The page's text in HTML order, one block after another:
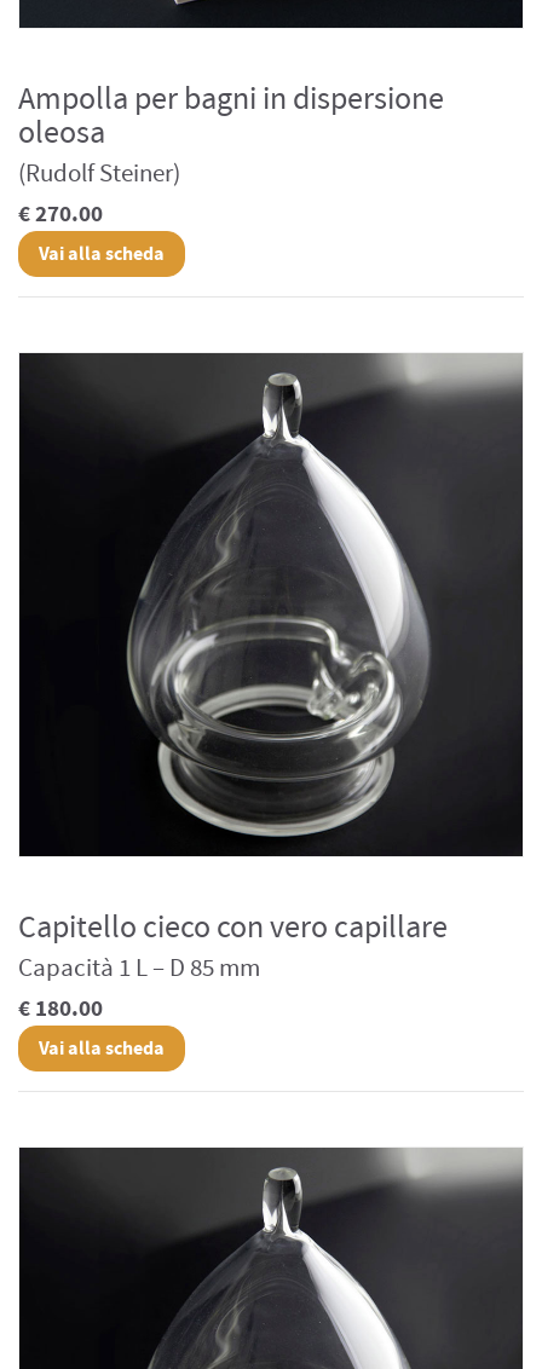
Ampolla per bagni in dispersione
oleosa
(Rudolf Steiner)
€ 270.00
Vai alla scheda
Capitello cieco con vero capillare
Capacità 1 L – D 85 mm
€ 180.00
Vai alla scheda